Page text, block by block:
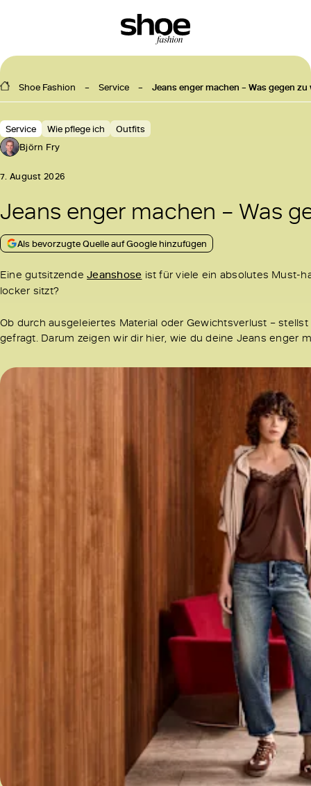
Shoe Fashion Service Jeans enger machen – Was gegen
Service Wie pflege ich
Outfits
Björn Fry
7. August 2026
Jeans enger machen – Was
Als bevorzugte Quelle auf Google hinzufügen
Eine gutsitzendeJeanshose ist für viele ein absolutes Must-
locker sitzt?
Ob durch ausgeleiertes Material oder Gewichtsverlust –
gefragt. Darum zeigen wir dir hier, wie du deine Jeans enger